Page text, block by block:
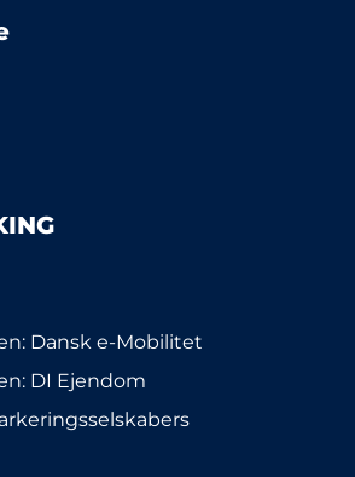
Dansk e-Mobilitet
DI Ejendom